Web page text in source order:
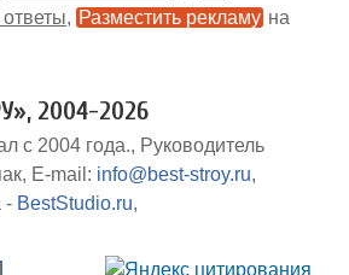
Разместить рекламу на
2004-2026
с 2004 года.
Руководитель
E-mail: info@best-stroy.ru
- BestStudio.ru